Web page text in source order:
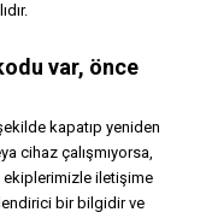
var, önce
kapatıp yeniden
cihaz çalışmıyorsa,
ekiplerimizle iletişime
bir bilgidir ve